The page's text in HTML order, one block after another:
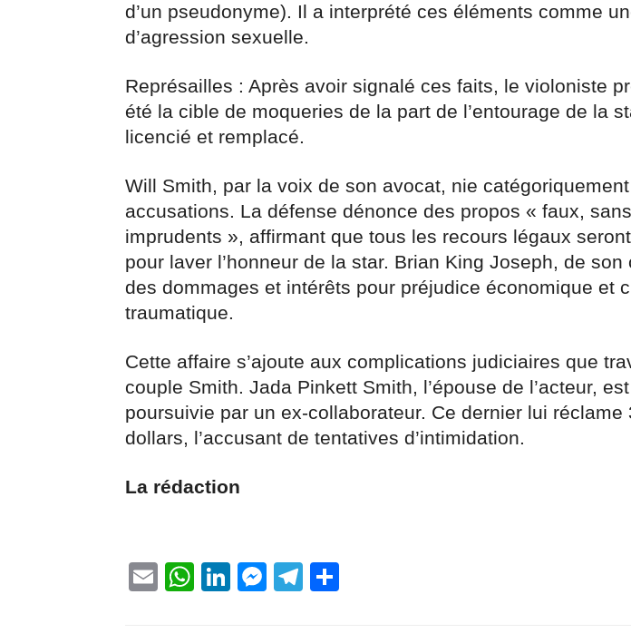
d’un pseudonyme). Il a interprété ces éléments comme
d’agression sexuelle.
Représailles : Après avoir signalé ces faits, le violoniste
été la cible de moqueries de la part de l’entourage de la
licencié et remplacé.
Will Smith, par la voix de son avocat, nie
accusations. La défense dénonce des propos « faux,
imprudents », affirmant que tous les recours légaux
pour laver l’honneur de la star. Brian King Joseph, de son
des dommages et intérêts pour préjudice économique et
traumatique.
Cette affaire s’ajoute aux complications judiciaires que
couple Smith. Jada Pinkett Smith, l’épouse de l’acteur,
poursuivie par un ex-collaborateur. Ce dernier lui réclame
dollars, l’accusant de tentatives d’intimidation.
La rédaction
EmailWhatsApp
LinkedIn
Messenger
Telegram